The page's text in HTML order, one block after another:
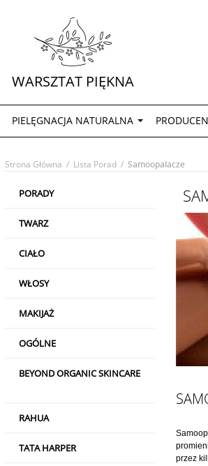
WARSZTAT PIĘKNA
PIELĘGNACJA NATURALNA
Strona Główna / Lista Porad / Samoopalacze
PORADY
TWARZ
CIAŁO
WŁOSY
MAKIJAŻ
OGÓLNE
BEYOND ORGANIC SKINCARE
RAHUA
TATA HARPER
przez